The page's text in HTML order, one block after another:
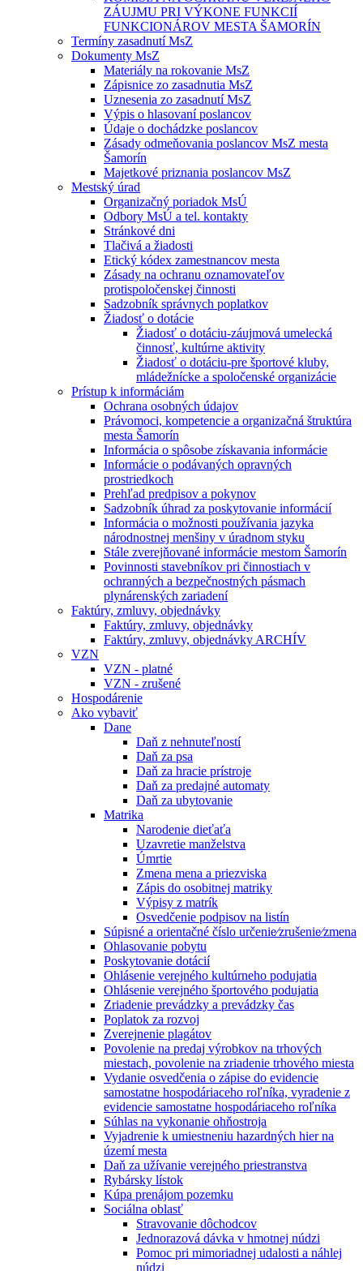
ZÁUJMU PRI VÝKONE FUNKCIÍ
FUNKCIONÁROV MESTA ŠAMORÍN
Termíny zasadnutí MsZ
Dokumenty MsZ
Materiály na rokovanie MsZ
Zápisnice zo zasadnutia MsZ
Uznesenia zo zasadnutí MsZ
Výpis o hlasovaní poslancov
Údaje o dochádzke poslancov
Zásady odmeňovania poslancov MsZ mesta
Šamorín
Majetkové priznania poslancov MsZ
Mestský úrad
Organizačný poriadok MsÚ
Odbory MsÚ a tel. kontakty
Stránkové dni
Tlačivá a žiadosti
Etický kódex zamestnancov mesta
Zásady na ochranu oznamovateľov
protispoločenskej činnosti
Sadzobník správnych poplatkov
Žiadosť o dotácie
Žiadosť o dotáciu-záujmová umelecká
činnosť, kultúrne aktivity
Žiadosť o dotáciu-pre športové kluby,
mládežnícke a spoločenské organizácie
Prístup k informáciám
Ochrana osobných údajov
Právomoci, kompetencie a organizačná štruktúra
mesta Šamorín
Informácia o spôsobe získavania informácie
Informácie o podávaných opravných
prostriedkoch
Prehľad predpisov a pokynov
Sadzobník úhrad za poskytovanie informácií
Informácia o možnosti používania jazyka
národnostnej menšiny v úradnom styku
Stále zverejňované informácie mestom Šamorín
Povinnosti stavebníkov pri činnostiach v
ochranných a bezpečnostných pásmach
plynárenských zariadení
Faktúry, zmluvy, objednávky
Faktúry, zmluvy, objednávky
Faktúry, zmluvy, objednávky ARCHÍV
VZN
VZN - platné
VZN - zrušené
Hospodárenie
Ako vybaviť
Dane
Daň z nehnuteľností
Daň za psa
Daň za hracie prístroje
Daň za predajné automaty
Daň za ubytovanie
Matrika
Narodenie dieťaťa
Uzavretie manželstva
Úmrtie
Zmena mena a priezviska
Zápis do osobitnej matriky
Výpisy z matrík
Osvedčenie podpisov na listín
Súpisné a orientačné číslo určenie⁄zrušenie⁄zmena
Ohlasovanie pobytu
Poskytovanie dotácií
Ohlásenie verejného kultúrneho podujatia
Ohlásenie verejného športového podujatia
Zriadenie prevádzky a prevádzky čas
Poplatok za rozvoj
Zverejnenie plagátov
Povolenie na predaj výrobkov na trhových
miestach, povolenie na zriadenie trhového miesta
Vydanie osvedčenia o zápise do evidencie
samostatne hospodáriaceho roľníka, vyradenie z
evidencie samostatne hospodáriaceho roľníka
Súhlas na vykonanie ohňostroja
Vyjadrenie k umiestneniu hazardných hier na
území mesta
Daň za užívanie verejného priestranstva
Rybársky lístok
Kúpa prenájom pozemku
Sociálna oblasť
Stravovanie dôchodcov
Jednorazová dávka v hmotnej núdzi
Pomoc pri mimoriadnej udalosti a náhlej
núdzi